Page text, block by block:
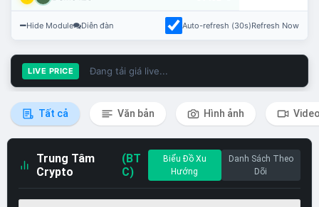
Hide Module Diễn đàn Auto-refresh (30s)Refresh Now
LIVE PRICE Đang tải giá live...
Tất cả Văn bản Hình ảnh
Trung Tâm
Crypto
(BT
C)
Biểu Đồ Xu
Hướng
Danh Sách Theo
Dõi